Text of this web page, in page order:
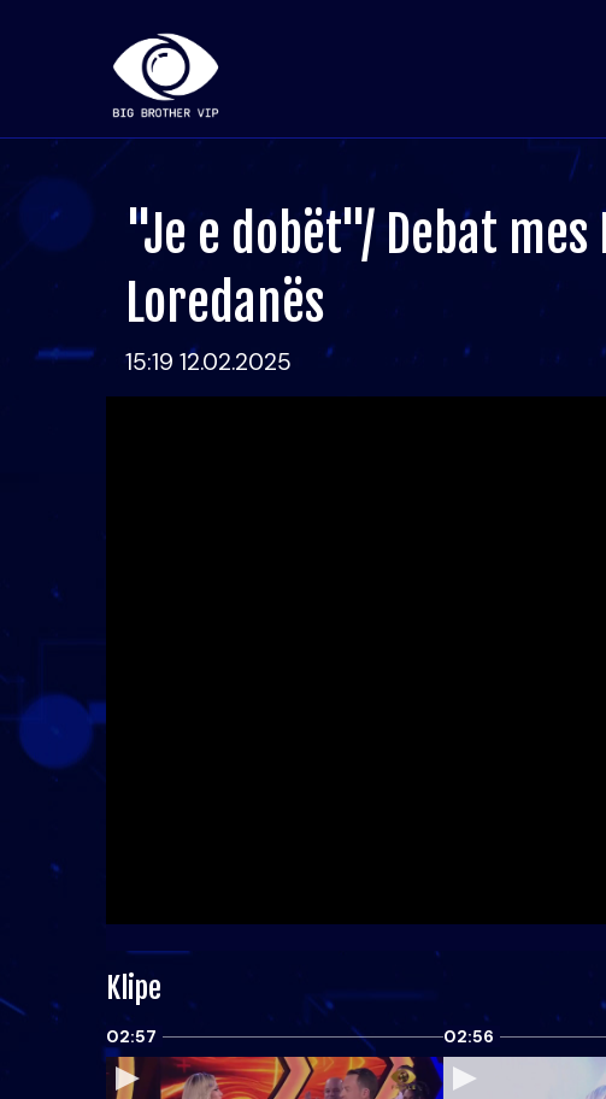
"Je e dobët"/ Debat mes
Loredanës
15:19 12.02.2025
Klipe
02:57 02:56